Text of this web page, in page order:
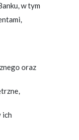
w tym
oraz
ich